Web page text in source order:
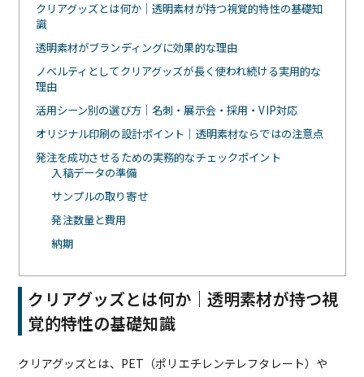
クリアグッズとは何か｜透明素材が持つ視覚的特性の基礎知
識
透明素材がブランディングに効果的な理由
ノベルティとしてクリアグッズが長く使われ続ける実用的な
理由
活用シーン別の選び方｜名刺・展示会・採用・VIP対応
オリジナル印刷の設計ポイント｜透明素材ならではの注意点
発注を成功させるための実務的なチェックポイント
入稿データの準備
サンプルの取り寄せ
発注数量と費用
納期
クリアグッズとは何か｜透明素材が持つ視
覚的特性の基礎知識
クリアグッズとは、PET（ポリエチレンテレフタレート）や